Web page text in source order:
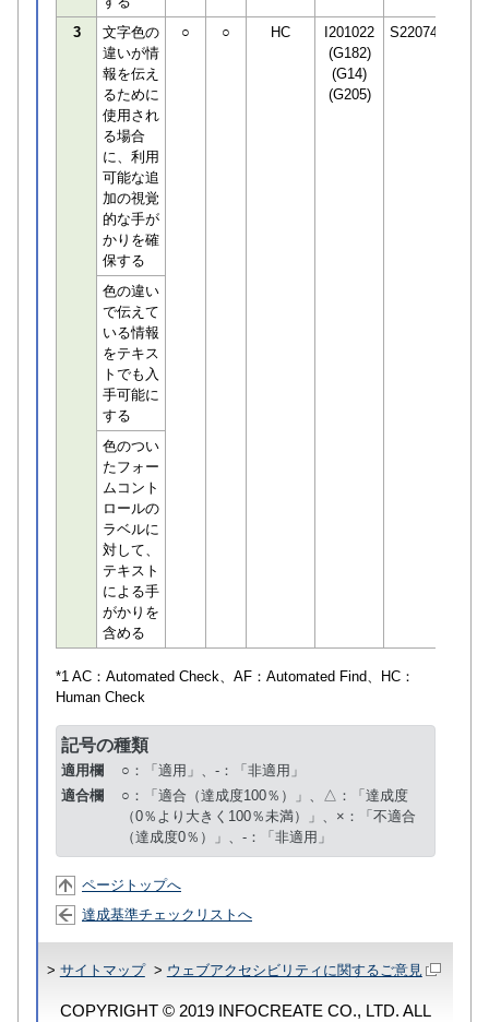
3
文字色の
違いが情
報を伝え
るために
使用され
る場合
に、利用
可能な追
加の視覚
的な手が
かりを確
保する
○ ○ HC
I201022
(G182)
(G14)
(G205)
S220745
色の違い
で伝えて
いる情報
をテキス
トでも入
手可能に
する
色のつい
たフォー
ムコント
ロールの
ラベルに
対して、
テキスト
による手
がかりを
含める
*1 AC： Automated Check、AF： Automated Find、HC：
Human Check
記号の種類
適用欄
○：「適用」、-：「非適用」
適合欄
○：「適合（達成度100％）」、△：「達成度
（0％より大きく100％未満）」、×：「不適合
（達成度0％）」、-：「非適用」
ページトップへ
達成基準チェックリストへ
> サイトマップ> ウェブアクセシビリティに関するご意見
COPYRIGHT © 2019 INFOCREATE CO., LTD. ALL